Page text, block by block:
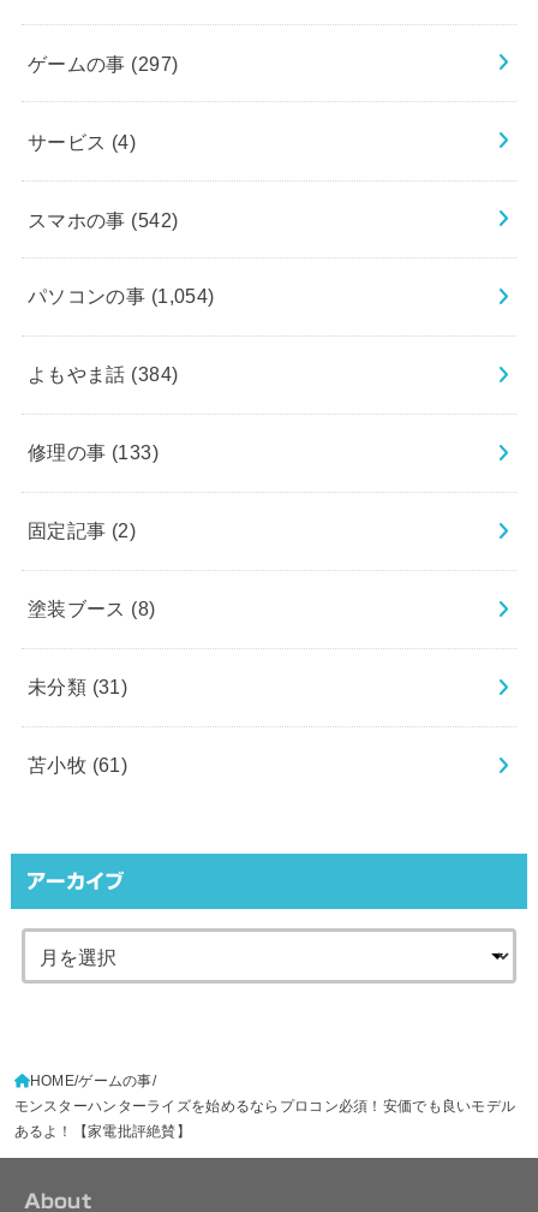
ゲームの事 (297)
サービス (4)
スマホの事 (542)
パソコンの事 (1,054)
よもやま話 (384)
修理の事 (133)
固定記事 (2)
塗装ブース (8)
未分類 (31)
苫小牧 (61)
アーカイブ
HOME ゲームの事
モンスターハンターライズを始めるならプロコン必須！安価でも良いモデル
あるよ！【家電批評絶賛】
About